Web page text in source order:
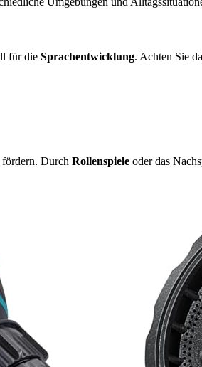
für die Sprachentwicklung. Achten Sie
Durch Rollenspiele oder das